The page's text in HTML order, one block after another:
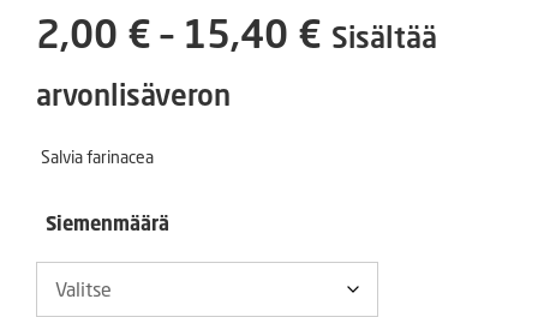
2,00 € – 15,40 € Sisältää
arvonlisäveron
Salvia farinacea
Siemenmäärä